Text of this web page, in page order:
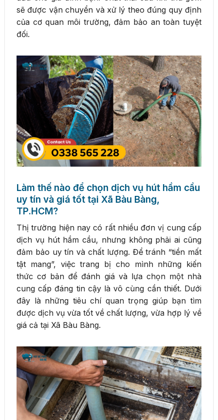
sẽ được vận chuyển và xử lý theo đúng quy định
của cơ quan môi trường, đảm bảo an toàn tuyệt
đối.
Làm thế nào để chọn dịch vụ hút hầm cầu
uy tín và giá tốt tại Xã Bàu Bàng,
TP.HCM?
Thị trường hiện nay có rất nhiều đơn vị cung cấp
dịch vụ hút hầm cầu, nhưng không phải ai cũng
đảm bảo uy tín và chất lượng. Để tránh “tiền mất
tật mang”, việc trang bị cho mình những kiến
thức cơ bản để đánh giá và lựa chọn một nhà
cung cấp đáng tin cậy là vô cùng cần thiết. Dưới
đây là những tiêu chí quan trọng giúp bạn tìm
được dịch vụ vừa tốt về chất lượng, vừa hợp lý về
giá cả tại Xã Bàu Bàng.